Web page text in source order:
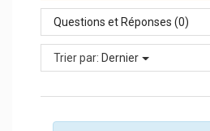
Questions et Réponses (0)
Trier par: Dernier